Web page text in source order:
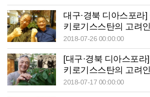
대구·경북 디아스포라
키로기스스탄의 고려
빅토르
2018-07-26 00:00:00
[대구·경북 디아스포
키로기스스탄의 고려
블라디슬라브 구코비치
2018-07-17 00:00:00